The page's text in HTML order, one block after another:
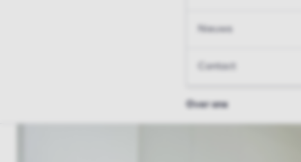
Nieuws
Contact
Over ons